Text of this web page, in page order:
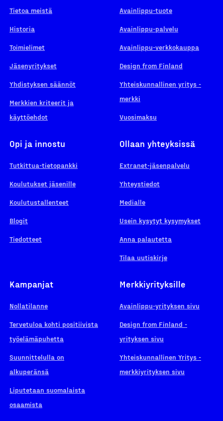
Tietoa meistä
Historia
Toimielimet
Jäsenyritykset
Yhdistyksen säännöt
Merkkien kriteerit ja
käyttöehdot
Avainlippu-tuote
Avainlippu-palvelu
Avainlippu-verkkokauppa
Design from Finland
Yhteiskunnallinen yritys -
merkki
Vuosimaksu
Opi ja innostu
Tutkittua-tietopankki
Koulutukset jäsenille
Koulutustallenteet
Blogit
Tiedotteet
Ollaan yhteyksissä
Extranet-jäsenpalvelu
Yhteystiedot
Medialle
Usein kysytyt kysymykset
Anna palautetta
Tilaa uutiskirje
Kampanjat
Nollatilanne
Tervetuloa kohti positiivista
työelämäpuhetta
Suunnittelulla on
alkuperänsä
Liputetaan suomalaista
osaamista
Merkkiyrityksille
Avainlippu-yrityksen sivu
Design from Finland -
yrityksen sivu
Yhteiskunnallinen Yritys -
merkkiyrityksen sivu